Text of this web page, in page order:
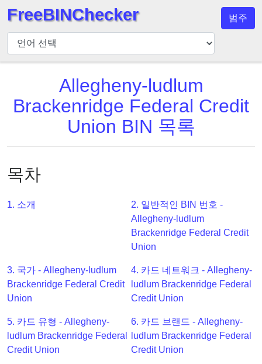
BIN
검
사
BIN
검
BIN
호
API
Checker
v2
BIN
CC
Generator
from
FreeBINChecker 범주
Allegheny-ludlum
Brackenridge Federal Credit
Union BIN 목록
목차
1. 소개
2. 일반적인 BIN 번호 -
Allegheny-ludlum
Brackenridge Federal Credit
Union
3. 국가 - Allegheny-ludlum
Brackenridge Federal Credit
Union
4. 카드 네트워크 - Allegheny-
ludlum Brackenridge Federal
Credit Union
5. 카드 유형 - Allegheny-
ludlum Brackenridge Federal
Credit Union
6. 카드 브랜드 - Allegheny-
ludlum Brackenridge Federal
Credit Union